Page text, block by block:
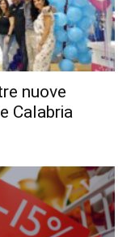
nuove
Calabria